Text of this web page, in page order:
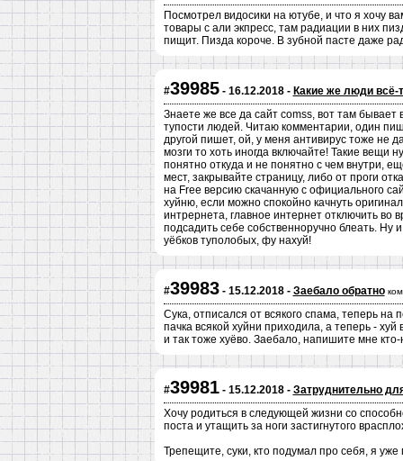
Посмотрел видосики на ютубе, и что я хочу
товары с али экпресс, там радиации в них
пищит. Пизда короче. В зубной пасте даже
#39985- 16.12.2018 - Какие же люди всё-
Знаете же все да сайт comss, вот там
тупости людей. Читаю комментарии, один
другой пишет, ой, у меня антивирус тоже не
мозги то хоть иногда включайте! Такие вещи
понятно откуда и не понятно с чем внутри,
мест, закрывайте страницу, либо от проги
на Free версию скачанную с официального
хуйню, если можно спокойно качнуть
интрернета, главное интернет отключить во
подсадить себе собственноручно блеать. Ну
уёбков туполобых, фу нахуй!
#39983- 15.12.2018 - Заебало обратно
Сука, отписался от всякого спама, теперь
пачка всякой хуйни приходила, а теперь -
и так тоже хуёво. Заебало, напишите мне кто-
#39981- 15.12.2018 - Затруднительно
Хочу родиться в следующей жизни со
поста и утащить за ноги застигнутого
Трепещите, суки, кто подумал про себя, я уже